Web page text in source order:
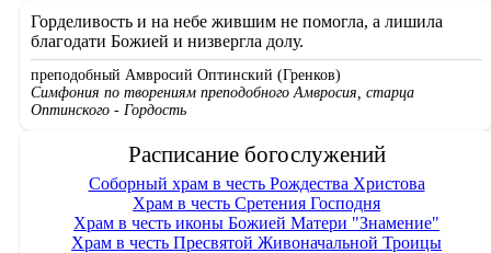
благочинии
прошла
благотворительная
акция
«Накорми
с
Горделивость и на небе жившим не помогла, а лишила
благодати Божией и низвергла долу.
преподобный Амвросий Оптинский (Гренков)
Симфония по творениям преподобного Амвросия, старца
Оптинского - Гордость
Расписание богослужений
Соборный храм в честь Рождества Христова
Храм в честь Сретения Господня
Храм в честь иконы Божией Матери "Знамение"
Храм в честь Пресвятой Живоначальной Троицы